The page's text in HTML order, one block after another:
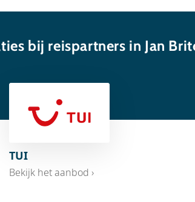
bij reispartners in Jan
TUI
Bekijk het aanbod ›